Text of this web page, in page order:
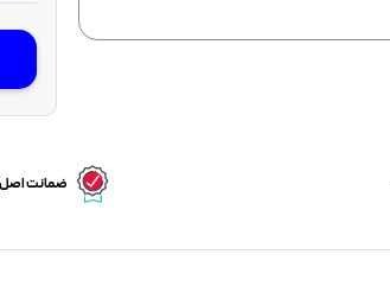
ضمانت اصل